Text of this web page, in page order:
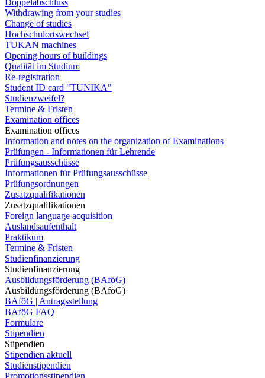
Doppelabschluss
Withdrawing from your studies
Change of studies
Hochschulortswechsel
TUKAN machines
Opening hours of buildings
Qualität im Studium
Re-registration
Student ID card "TUNIKA"
Studienzweifel?
Termine & Fristen
Examination offices
Examination offices
Information and notes on the organization of Examinations
Prüfungen - Informationen für Lehrende
Prüfungsausschüsse
Informationen für Prüfungsausschüsse
Prüfungsordnungen
Zusatzqualifikationen
Zusatzqualifikationen
Foreign language acquisition
Auslandsaufenthalt
Praktikum
Termine & Fristen
Studienfinanzierung
Studienfinanzierung
Ausbildungsförderung (BAföG)
Ausbildungsförderung (BAföG)
BAföG | Antragsstellung
BAföG FAQ
Formulare
Stipendien
Stipendien
Stipendien aktuell
Studienstipendien
Promotionsstipendien